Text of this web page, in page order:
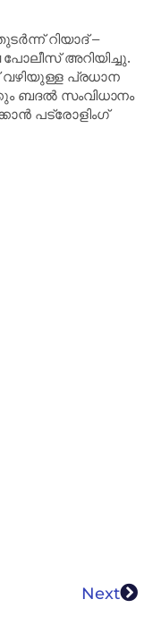
റിയാദ് –
അറിയിച്ചു.
വഴിയുള്ള പ്രധാന
ബദല്‍ സംവിധാനം
പട്രോളിംഗ്
Next